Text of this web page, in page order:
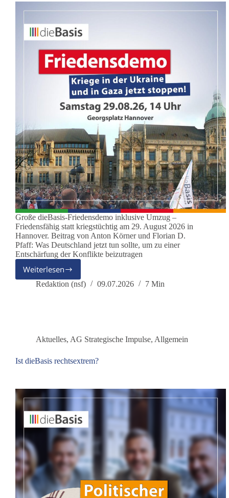
Große dieBasis-Friedensdemo inklusive Umzug –
Friedensfähig statt kriegstüchtig am 29. August 2026 in
Hannover. Beitrag von Anton Körner und Florian D.
Pfaff: Was Deutschland jetzt tun sollte, um zu einer
Entschärfung der Konflikte beizutragen
WeiterlesenStellungnahme
zur
Ukraine-
und
Gaza-
Krieg
Aufruf
zur
in
Hannover
Redaktion (nsf) 09.07.2026 7 Min
Aktuelles, AG Strategische Impulse, Allgemein
Ist dieBasis rechtsextrem?